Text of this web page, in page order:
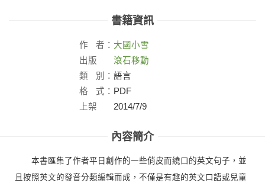
書籍資訊
作 者： 大國小雪
出版
社：
滾石移動
類
別： 語言
格
式： PDF
上架
2014/7/9
內容簡介
本書匯集了作者平日創作的一些俏皮而繞口的英文句子，並
且按照英文的發音分類編輯而成，不僅是有趣的英文口語或兒童